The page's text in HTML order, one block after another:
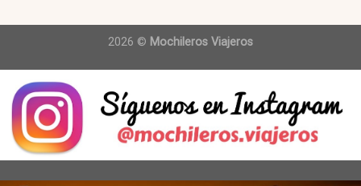
2026 © Mochileros Viajeros